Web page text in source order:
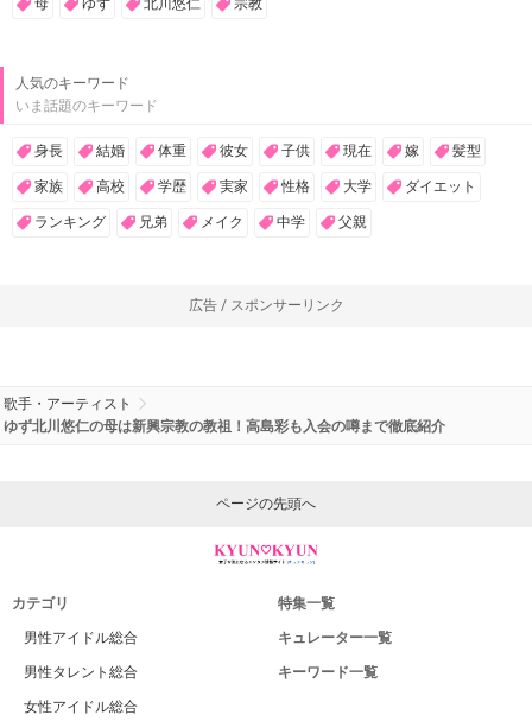
人気のキーワード
いま話題のキーワード
身長 結婚 体重 彼女 子供 現在 嫁 髪型
家族 高校 学歴 実家 性格 大学 ダイエット
ランキング 兄弟 メイク 中学 父親
広告 / スポンサーリンク
歌手・アーティスト
ゆず北川悠仁の母は新興宗教の教祖！高島彩も入会の噂まで徹底紹介
ページの先頭へ
カテゴリ
男性アイドル総合
男性タレント総合
女性アイドル総合
特集一覧
キュレーター一覧
キーワード一覧